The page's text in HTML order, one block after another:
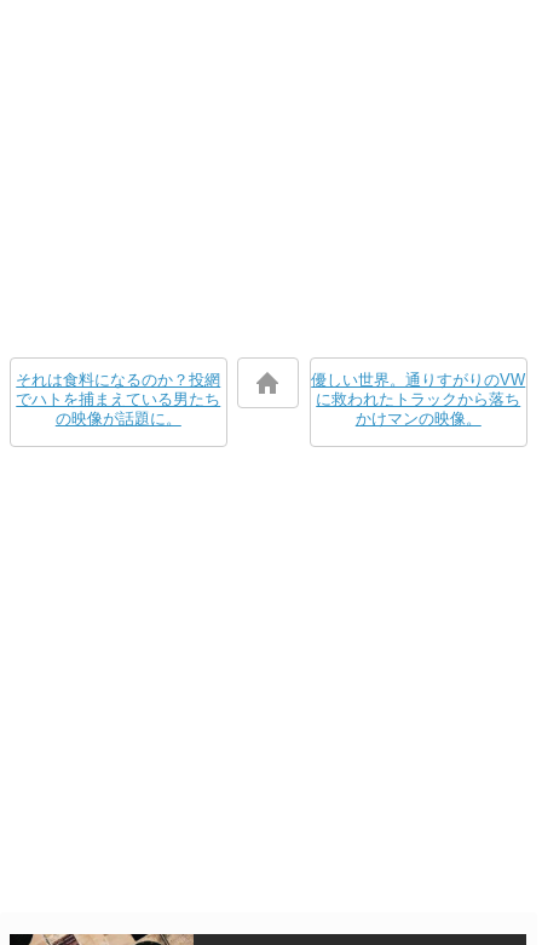
それは食料になるのか？投網
でハトを捕まえている男たち
の映像が話題に。
優しい世界。通りすがりのVW
に救われたトラックから落ち
かけマンの映像。